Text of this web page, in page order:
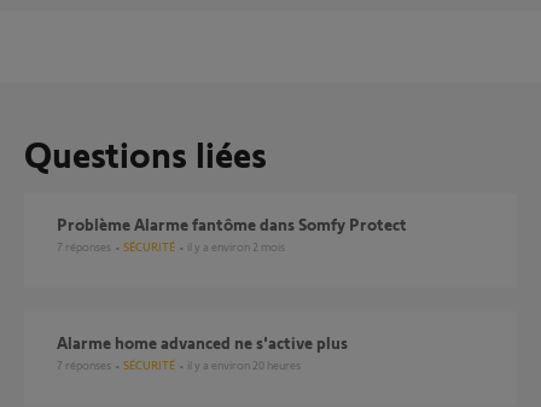
Questions liées
Problème Alarme fantôme dans Somfy Protect
7 réponses SÉCURITÉ il y a environ 2 mois
Alarme home advanced ne s'active plus
7 réponses SÉCURITÉ il y a environ 20 heures